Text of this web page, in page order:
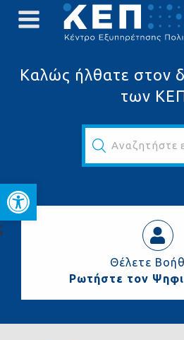
Ανοίξτε τη
Καλώς ήλθατε στον
των
Αναζητήστε
Θέλετε
Ρωτήστε τον